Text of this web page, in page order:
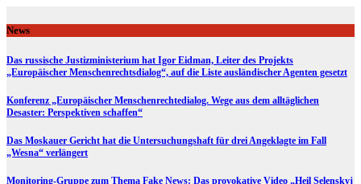
to
content
News
Das russische Justizministerium hat Igor Eidman, Leiter des Projekts
„Europäischer Menschenrechtsdialog“, auf die Liste ausländischer Agenten gesetzt
Konferenz „Europäischer Menschenrechtedialog. Wege aus dem alltäglichen
Desaster: Perspektiven schaffen“
Das Moskauer Gericht hat die Untersuchungshaft für drei Angeklagte im Fall
„Wesna“ verlängert
Monitoring-Gruppe zum Thema Fake News: Das provokative Video „Heil Selenskyj